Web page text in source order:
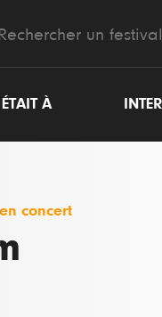
À
concert